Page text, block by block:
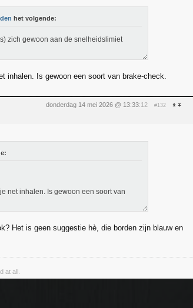
het volgende:
zich gewoon aan de snelheidslimiet
inhalen. Is gewoon een soort van brake-check.
donderdag 14 mei 2026 @ 13:33:12 #132
net inhalen. Is gewoon een soort van
Het is geen suggestie hè, die borden zijn blauw en
at all.